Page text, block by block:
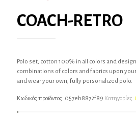
COACH-RETRO
Polo set, cotton 100% in all colors and
combinations of colors and fabrics upon
and wear your own, fully personalized polo.
Κωδικός προϊόντος: 057eb8872f89 Κατηγορίες: